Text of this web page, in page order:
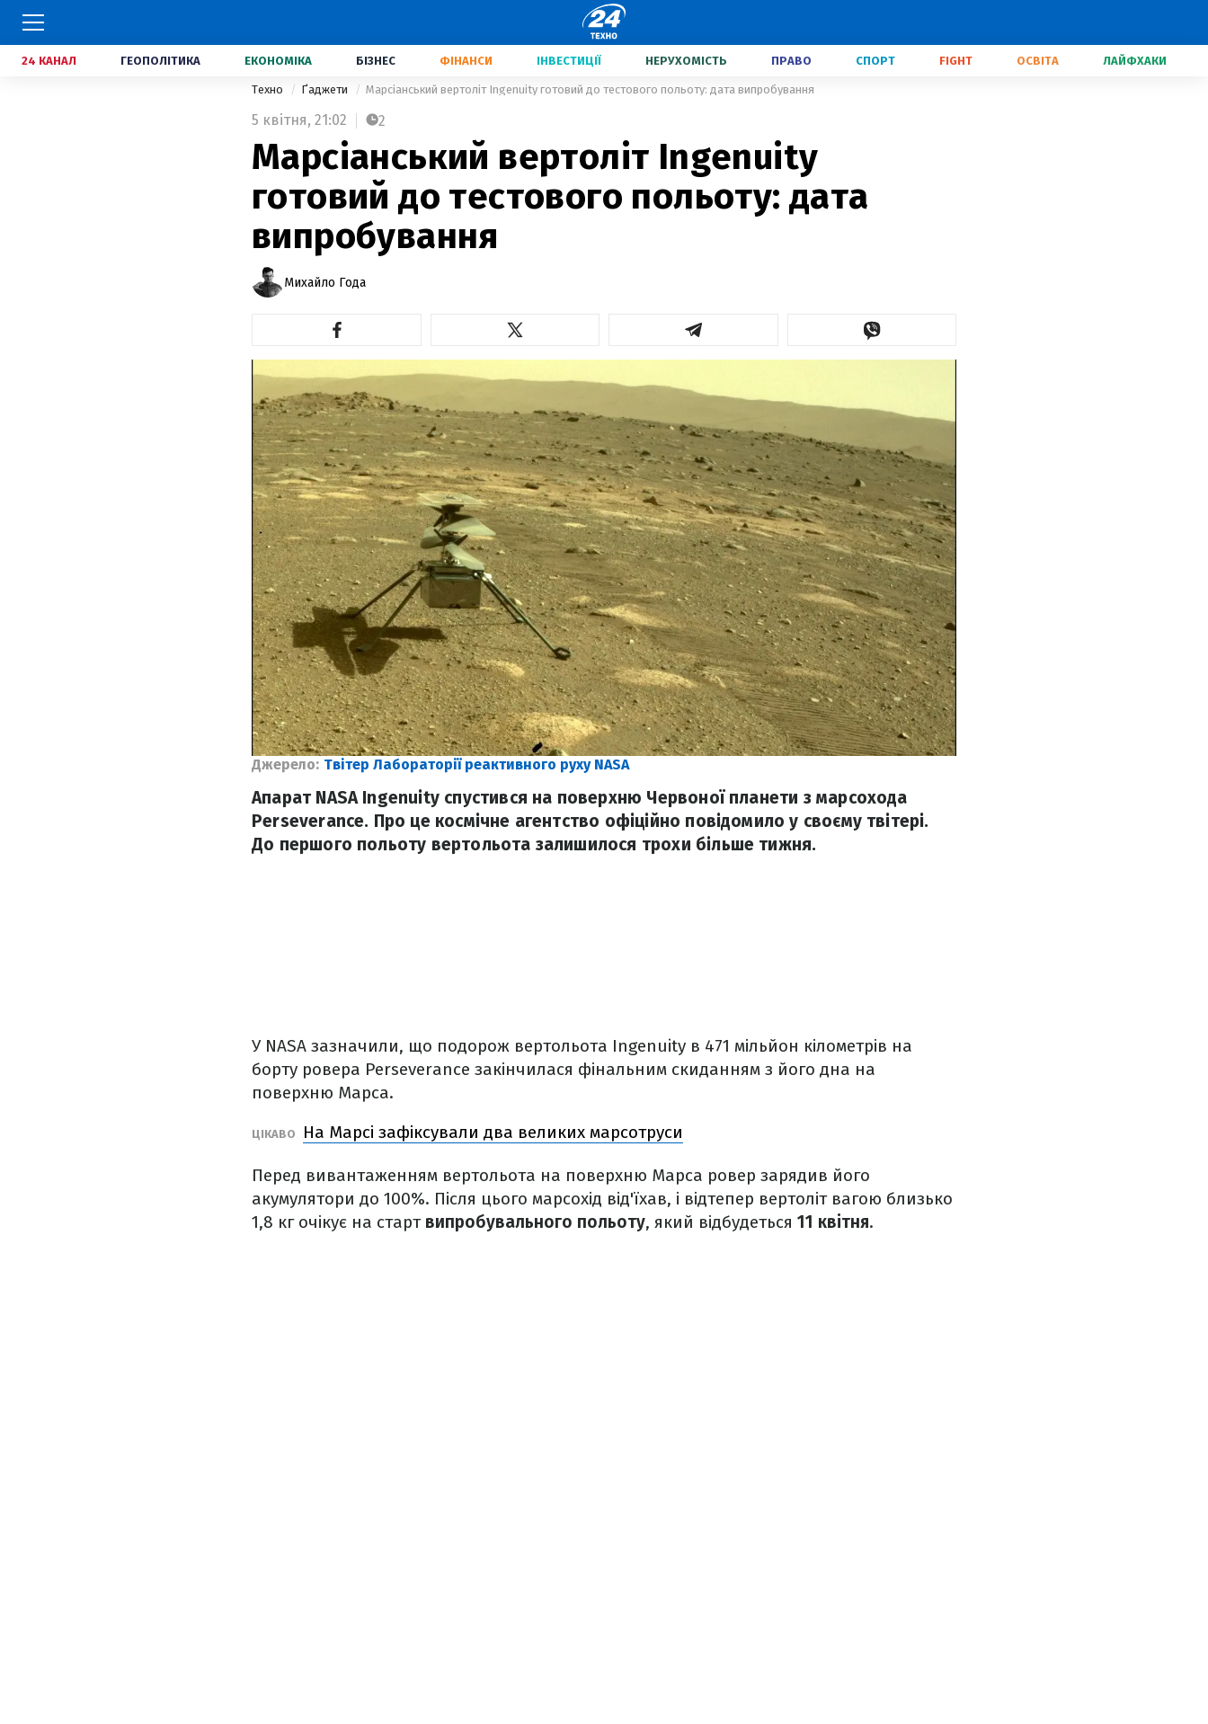
24 КАНАЛ ГЕОПОЛІТИКА ЕКОНОМІКА БІЗНЕС ФІНАНСИ ІНВЕСТИЦІЇ НЕРУХОМІСТЬ ПРАВО СПОРТ FIGHT ОСВІТА ЛАЙФХАКИ
Техно Ґаджети Марсіанський вертоліт Ingenuity готовий до тестового польоту: дата випробування
5 квітня, 21:02 2
Марсіанський вертоліт Ingenuity
готовий до тестового польоту: дата
випробування
Михайло Года
Джерело: Твітер Лабораторії реактивного руху NASA
Апарат NASA Ingenuity спустився на поверхню Червоної планети з марсохода
Perseverance. Про це космічне агентство офіційно повідомило у своєму твітері.
До першого польоту вертольота залишилося трохи більше тижня.
У NASA зазначили, що подорож вертольота Ingenuity в 471 мільйон кілометрів на
борту ровера Perseverance закінчилася фінальним скиданням з його дна на
поверхню Марса.
ЦІКАВО На Марсі зафіксували два великих марсотруси
Перед вивантаженням вертольота на поверхню Марса ровер зарядив його
акумулятори до 100%. Після цього марсохід від'їхав, і відтепер вертоліт вагою близько
1,8 кг очікує на старт випробувального польоту, який відбудеться 11 квітня.